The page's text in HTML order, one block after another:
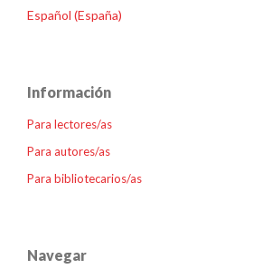
Español (España)
Información
Para lectores/as
Para autores/as
Para bibliotecarios/as
Navegar